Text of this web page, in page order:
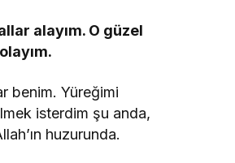
alayım. O güzel
benim. Yüreğimi
isterdim şu anda,
huzurunda.